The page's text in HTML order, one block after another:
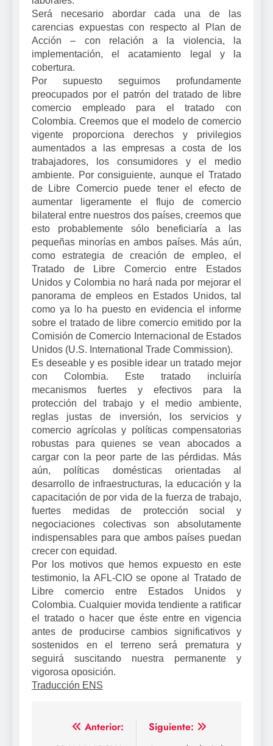
Será necesario abordar cada una de las
carencias expuestas con respecto al Plan de
Acción – con relación a la violencia, la
implementación, el acatamiento legal y la
cobertura.
Por supuesto seguimos profundamente
preocupados por el patrón del tratado de libre
comercio empleado para el tratado con
Colombia. Creemos que el modelo de comercio
vigente proporciona derechos y privilegios
aumentados a las empresas a costa de los
trabajadores, los consumidores y el medio
ambiente. Por consiguiente, aunque el Tratado
de Libre Comercio puede tener el efecto de
aumentar ligeramente el flujo de comercio
bilateral entre nuestros dos países, creemos que
esto probablemente sólo beneficiaría a las
pequeñas minorías en ambos países. Más aún,
como estrategia de creación de empleo, el
Tratado de Libre Comercio entre Estados
Unidos y Colombia no hará nada por mejorar el
panorama de empleos en Estados Unidos, tal
como ya lo ha puesto en evidencia el informe
sobre el tratado de libre comercio emitido por la
Comisión de Comercio Internacional de Estados
Unidos (U.S. International Trade Commission).
Es deseable y es posible idear un tratado mejor
con Colombia. Este tratado incluiría
mecanismos fuertes y efectivos para la
protección del trabajo y el medio ambiente,
reglas justas de inversión, los servicios y
comercio agrícolas y políticas compensatorias
robustas para quienes se vean abocados a
cargar con la peor parte de las pérdidas. Más
aún, políticas domésticas orientadas al
desarrollo de infraestructuras, la educación y la
capacitación de por vida de la fuerza de trabajo,
fuertes medidas de protección social y
negociaciones colectivas son absolutamente
indispensables para que ambos países puedan
crecer con equidad.
Por los motivos que hemos expuesto en este
testimonio, la AFL-CIO se opone al Tratado de
Libre comercio entre Estados Unidos y
Colombia. Cualquier movida tendiente a ratificar
el tratado o hacer que éste entre en vigencia
antes de producirse cambios significativos y
sostenidos en el terreno será prematura y
seguirá suscitando nuestra permanente y
vigorosa oposición.
Traducción ENS
Navegación
Anterior:
Siguiente: